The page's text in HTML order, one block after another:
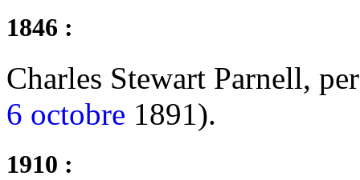
1846 :
Charles Stewart Parnell,
6 octobre 1891).
1910 :